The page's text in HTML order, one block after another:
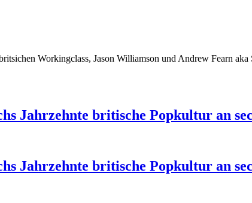
Workingclass, Jason Williamson und Andrew Fearn
Jahrzehnte britische Popkultur an
Jahrzehnte britische Popkultur an